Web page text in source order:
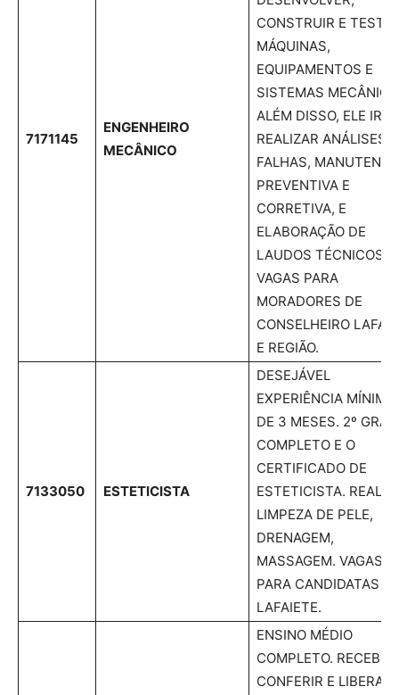
7171145
ENGENHEIRO
MECÂNICO
CONSTRUIR E
MÁQUINAS,
EQUIPAMENTOS E
SISTEMAS
ALÉM DISSO, ELE IRA
REALIZAR ANÁLISES
FALHAS,
PREVENTIVA E
CORRETIVA, E
ELABORAÇÃO DE
LAUDOS TÉCNICOS.
VAGAS PARA
MORADORES DE
CONSELHEIRO
E REGIÃO.
7133050 ESTETICISTA
DESEJÁVEL
EXPERIÊNCIA MÍNIMA
DE 3 MESES. 2º GRAU
COMPLETO E O
CERTIFICADO DE
ESTETICISTA.
LIMPEZA DE PELE,
DRENAGEM,
MASSAGEM. VAGAS
PARA CANDIDATAS
LAFAIETE.
ENSINO MÉDIO
COMPLETO.
CONFERIR E LIBERAR